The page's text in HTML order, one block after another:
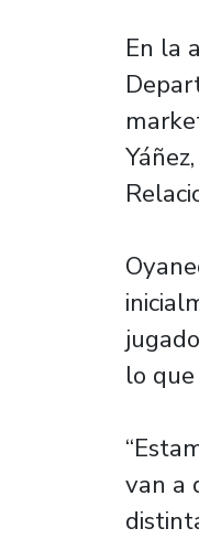
En la
lo
van a